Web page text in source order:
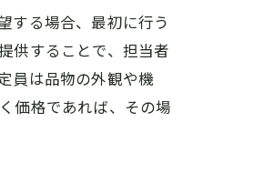
する場合、最初に行う
供することで、担当者
員は品物の外観や機
価格であれば、その場